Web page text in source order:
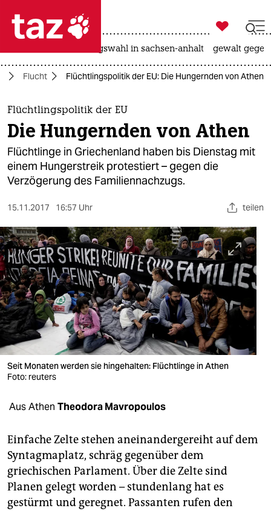
 taz zahl ich
taz zahl ich
themen
politik
öko
gesellschaft
sport
berlin
nord
wahrheit
verlag
verlag
veranstaltungen
fragen & hilfe
unterstützen
abo

taz zahl ich
landtagswahl in sachsen-anhalt gewalt
Flucht Flüchtlingspolitik der EU: Die Hungernden von Athen
Flüchtlingspolitik der EU
Die Hungernden von Athen
Flüchtlinge in Griechenland haben bis Dienstag mit
einem Hungerstreik protestiert – gegen die
Verzögerung des Familiennachzugs.
15.11.2017 16:57 Uhr teilen
Seit Monaten werden sie hingehalten: Flüchtlinge in Athen
Foto: reuters
Aus Athen Theodora Mavropoulos
Einfache Zelte stehen aneinandergereiht auf dem
Syntagmaplatz, schräg gegenüber dem
griechischen Parlament. Über die Zelte sind
Planen gelegt worden – stundenlang hat es
gestürmt und geregnet. Passanten rufen den